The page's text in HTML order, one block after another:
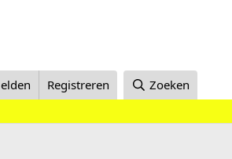
Registreren Zoeken